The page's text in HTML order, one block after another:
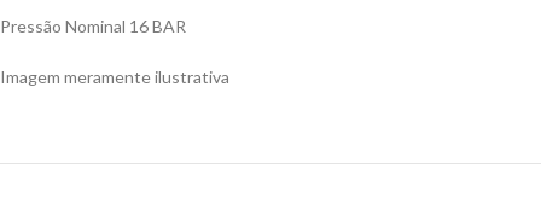
Pressão Nominal 16 BAR
Imagem meramente ilustrativa